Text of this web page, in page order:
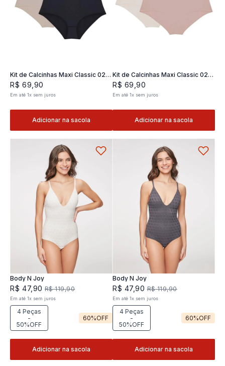
Kit de Calcinhas Maxi Classic 02 -
2 und
R$ 69 90
Em até1x sem juros
Adicionar na sacola
Kit de Calcinhas Maxi Classic 02 -
2 und
R$ 69 ,90
Em até 1x sem juros
Adicionar na sacola
Body N Joy
R$ 47,90 R$ 119,90
Em até1x sem juros
4 Peças
-
50%OFF
60%OFF
Adicionar na sacola
Body N Joy
R$ 47,90 R$ 119,90
Em até 1x sem juros
4 Peças
-
50%OFF
60%OFF
Adicionar na sacola